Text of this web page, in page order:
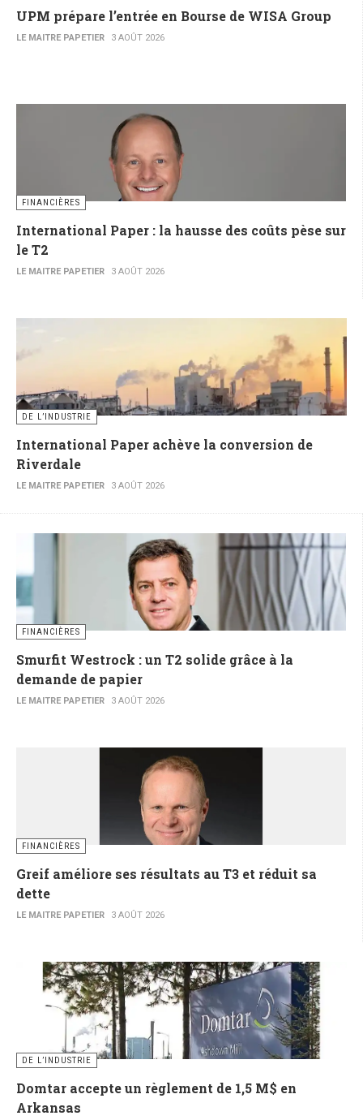
UPM prépare l’entrée en Bourse de WISA Group
LE MAITRE PAPETIER 3 AOÛT 2026
FINANCIÈRES
International Paper : la hausse des coûts pèse sur
le T2
LE MAITRE PAPETIER 3 AOÛT 2026
DE L’INDUSTRIE
International Paper achève la conversion de
Riverdale
LE MAITRE PAPETIER 3 AOÛT 2026
FINANCIÈRES
Smurfit Westrock : un T2 solide grâce à la
demande de papier
LE MAITRE PAPETIER 3 AOÛT 2026
FINANCIÈRES
Greif améliore ses résultats au T3 et réduit sa
dette
LE MAITRE PAPETIER 3 AOÛT 2026
DE L’INDUSTRIE
Domtar accepte un règlement de 1,5 M$ en
Arkansas